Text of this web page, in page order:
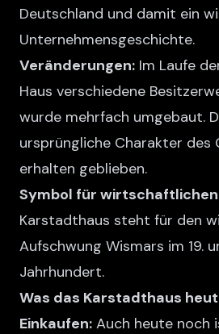
Deutschland und damit ein
Unternehmensgeschichte.
Veränderungen: Im Laufe
Haus verschiedene
wurde mehrfach umgebaut.
ursprüngliche Charakter des
erhalten geblieben.
Symbol für
Karstadthaus steht für den
Aufschwung Wismars im 19.
Jahrhundert.
Was das Karstadthaus
Einkaufen: Auch heute noch